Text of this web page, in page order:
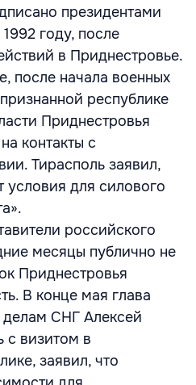
президентами
году, после
в Приднестровье.
после начала военных
республике
Приднестровья
контакты с
Тирасполь заявил,
условия для силового
российского
месяцы публично не
Приднестровья
В конце мая глава
СНГ Алексей
с визитом в
заявил, что